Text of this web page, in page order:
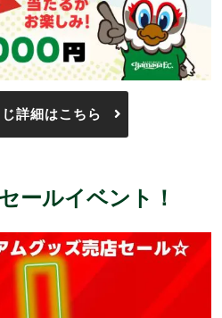
詳細はこちら
ールイベント！